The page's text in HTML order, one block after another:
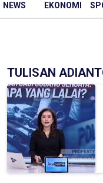
NEWS EKONOMI
TULISAN